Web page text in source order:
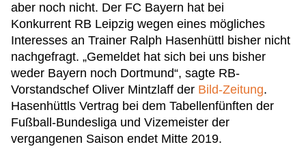
aber noch nicht. Der FC Bayern hat bei
Konkurrent RB Leipzig wegen eines mögliches
Interesses an Trainer Ralph Hasenhüttl bisher nicht
nachgefragt. „Gemeldet hat sich bei uns bisher
weder Bayern noch Dortmund“, sagte RB-
Vorstandschef Oliver Mintzlaff der Bild-Zeitung.
Hasenhüttls Vertrag bei dem Tabellenfünften der
Fußball-Bundesliga und Vizemeister der
vergangenen Saison endet Mitte 2019.